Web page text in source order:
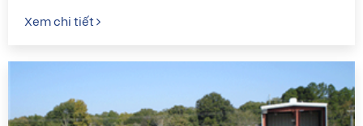
Thế giới (WB), ...
Xem chi tiết